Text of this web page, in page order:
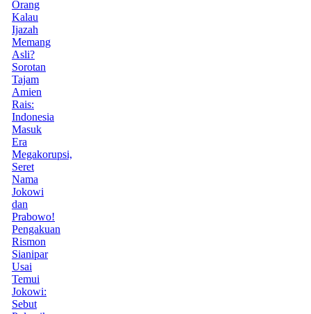
Orang
Kalau
Ijazah
Memang
Asli?
Sorotan
Tajam
Amien
Rais:
Indonesia
Masuk
Era
Megakorupsi,
Seret
Nama
Jokowi
dan
Prabowo!
Pengakuan
Rismon
Sianipar
Usai
Temui
Jokowi:
Sebut